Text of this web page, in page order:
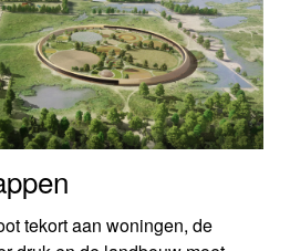
tekort aan woningen, de